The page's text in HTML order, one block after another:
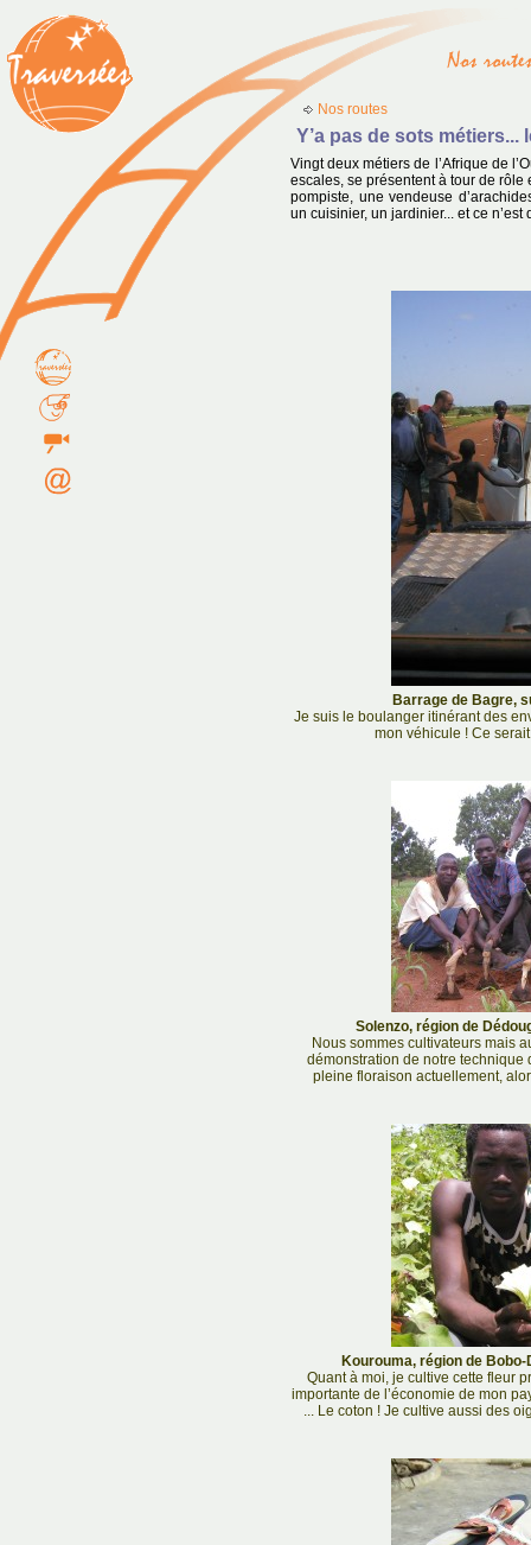
Nos routes
Y’a pas de sots métiers...
Vingt deux métiers de l’Afrique de
escales, se présentent à tour de
pompiste, une vendeuse
un cuisinier, un jardinier... et ce n’est
Barrage de Bagre,
Je suis le boulanger itinérant des
mon véhicule ! Ce
Solenzo, région de
Nous sommes cultivateurs mais
démonstration de notre technique
pleine floraison actuellement,
Kourouma, région de
Quant à moi, je cultive cette fleur
importante de l’économie de mon
... Le coton ! Je cultive aussi des